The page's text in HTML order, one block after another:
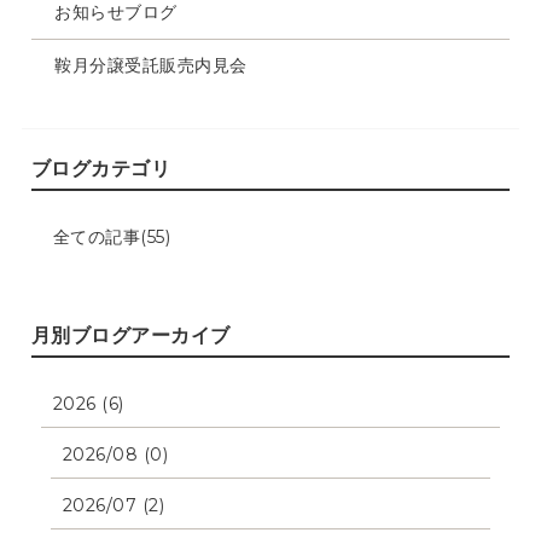
お知らせブログ
鞍月分譲受託販売内見会
ブログカテゴリ
全ての記事(55)
月別ブログアーカイブ
2026 (6)
2026/08 (0)
2026/07 (2)